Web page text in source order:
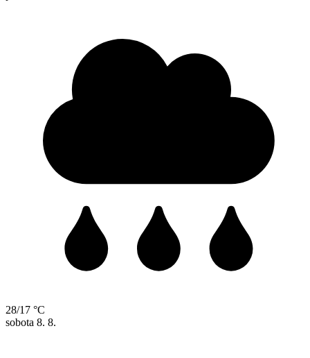
28/17 °C
sobota 8. 8.